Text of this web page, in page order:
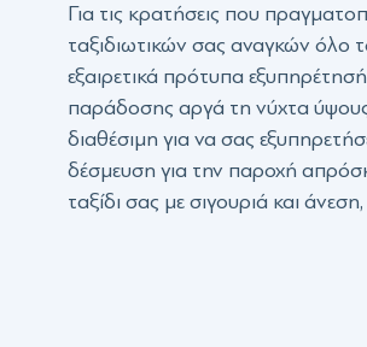
Για τις κρατήσεις που
ταξιδιωτικών σας αναγκών όλο
εξαιρετικά πρότυπα
παράδοσης αργά τη νύχτα
διαθέσιμη για να σας
δέσμευση για την παροχή
ταξίδι σας με σιγουριά και